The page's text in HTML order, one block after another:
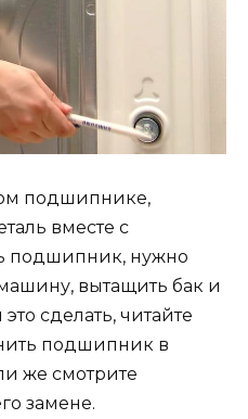
подшипнике,
вместе с
подшипник, нужно
вытащить бак и
сделать, читайте
подшипник в
же смотрите
замене.